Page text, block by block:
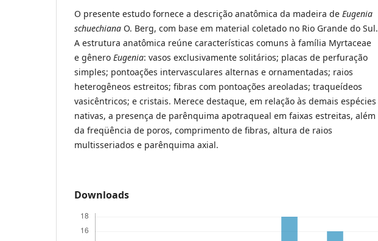
O presente estudo fornece a descrição anatômica da madeira de Eugenia
schuechiana O. Berg, com base em material coletado no Rio Grande do Sul.
A estrutura anatômica reúne características comuns à família Myrtaceae
e gênero Eugenia: vasos exclusivamente solitários; placas de perfuração
simples; pontoações intervasculares alternas e ornamentadas; raios
heterogêneos estreitos; fibras com pontoações areoladas; traqueídeos
vasicêntricos; e cristais. Merece destaque, em relação às demais espécies
nativas, a presença de parênquima apotraqueal em faixas estreitas, além
da freqüência de poros, comprimento de fibras, altura de raios
multisseriados e parênquima axial.
Downloads